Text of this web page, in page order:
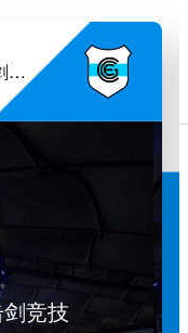
胡胡伊体操击剑竞技
竞技